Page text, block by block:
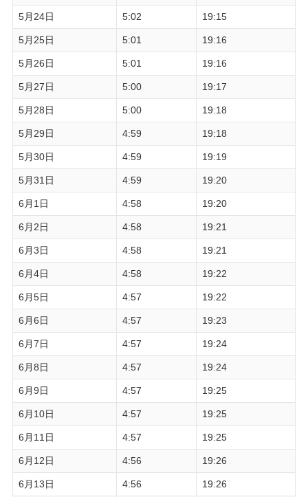
5月24日 5:02 19:15
5月25日 5:01 19:16
5月26日 5:01 19:16
5月27日 5:00 19:17
5月28日 5:00 19:18
5月29日 4:59 19:18
5月30日 4:59 19:19
5月31日 4:59 19:20
6月1日 4:58 19:20
6月2日 4:58 19:21
6月3日 4:58 19:21
6月4日 4:58 19:22
6月5日 4:57 19:22
6月6日 4:57 19:23
6月7日 4:57 19:24
6月8日 4:57 19:24
6月9日 4:57 19:25
6月10日 4:57 19:25
6月11日 4:57 19:25
6月12日 4:56 19:26
6月13日 4:56 19:26